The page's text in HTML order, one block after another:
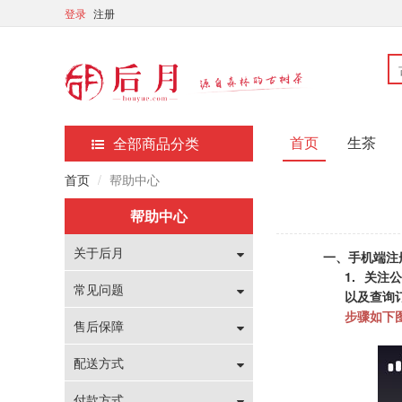
登录 注册
全部商品分类 首页 生茶
首页 帮助中心
帮助中心
关于后月
常见问题
售后保障
配送方式
一、 手机端注
1.
关注
以及查询
步骤如下